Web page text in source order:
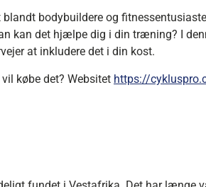
bodybuildere og
kan det hjælpe dig i din træning? I
at inkludere det i din kost.
købe det? Websitet https://